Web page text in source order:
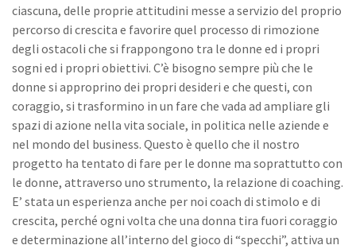
ciascuna, delle proprie attitudini messe a servizio del proprio
percorso di crescita e favorire quel processo di rimozione
degli ostacoli che si frappongono tra le donne ed i propri
sogni ed i propri obiettivi. C’è bisogno sempre più che le
donne si approprino dei propri desideri e che questi, con
coraggio, si trasformino in un fare che vada ad ampliare gli
spazi di azione nella vita sociale, in politica nelle aziende e
nel mondo del business. Questo è quello che il nostro
progetto ha tentato di fare per le donne ma soprattutto con
le donne, attraverso uno strumento, la relazione di coaching.
E’ stata un esperienza anche per noi coach di stimolo e di
crescita, perché ogni volta che una donna tira fuori coraggio
e determinazione all’interno del gioco di “specchi”, attiva un